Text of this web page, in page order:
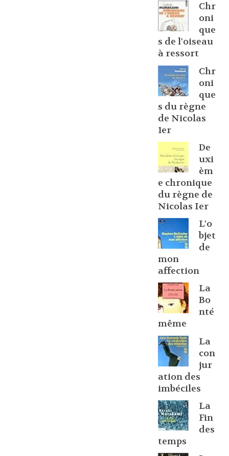
Chr
oni
que
s de l'oiseau
à ressort
Chr
oni
que
s du règne
de Nicolas
1er
De
uxi
èm
e chronique
du règne de
Nicolas Ier
L'o
bjet
de
mon
affection
La
Bo
nté
même
La
con
jur
ation des
imbéciles
La
Fin
des
temps